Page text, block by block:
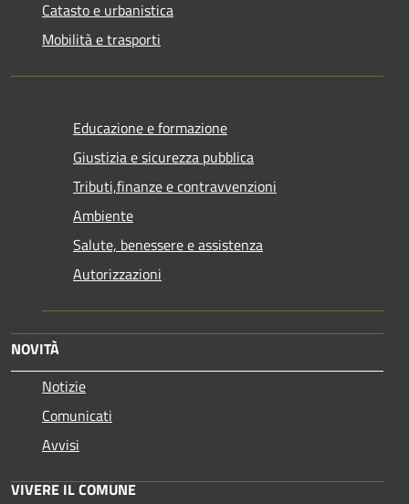
Catasto e urbanistica
Mobilità e trasporti
Educazione e formazione
Giustizia e sicurezza pubblica
Tributi,finanze e contravvenzioni
Ambiente
Salute, benessere e assistenza
Autorizzazioni
NOVITÀ
Notizie
Comunicati
Avvisi
VIVERE IL COMUNE